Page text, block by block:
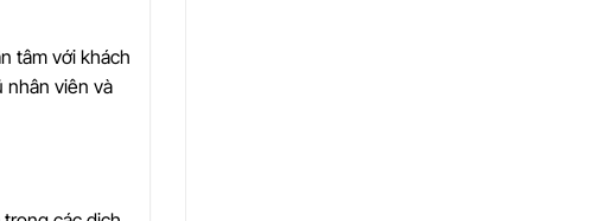
tâm với khách
nhân viên và